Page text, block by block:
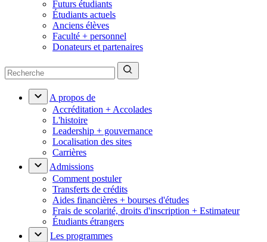
Futurs étudiants
Étudiants actuels
Anciens élèves
Faculté + personnel
Donateurs et partenaires
A propos de
Accréditation + Accolades
L'histoire
Leadership + gouvernance
Localisation des sites
Carrières
Admissions
Comment postuler
Transferts de crédits
Aides financières + bourses d'études
Frais de scolarité, droits d'inscription + Estimateur
Étudiants étrangers
Les programmes